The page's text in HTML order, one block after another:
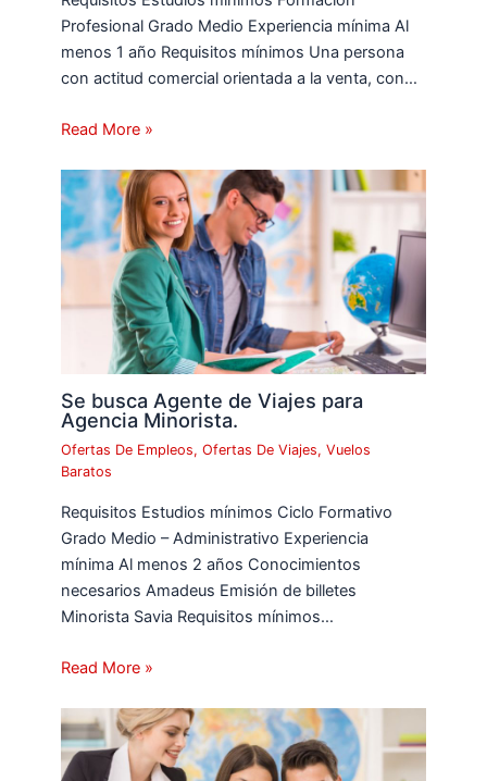
Profesional Grado Medio Experiencia mínima Al
menos 1 año Requisitos mínimos Una persona
con actitud comercial orientada a la venta, con…
Read More »
Se busca Agente de Viajes para
Agencia Minorista.
Ofertas De Empleos,Ofertas De Viajes,Vuelos
Baratos
Requisitos Estudios mínimos Ciclo Formativo
Grado Medio – Administrativo Experiencia
mínima Al menos 2 años Conocimientos
necesarios Amadeus Emisión de billetes
Minorista Savia Requisitos mínimos…
Read More »